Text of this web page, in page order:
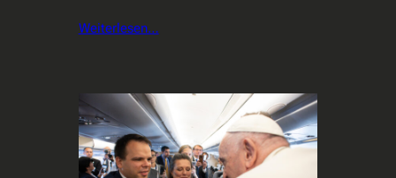
Weiterlesen…